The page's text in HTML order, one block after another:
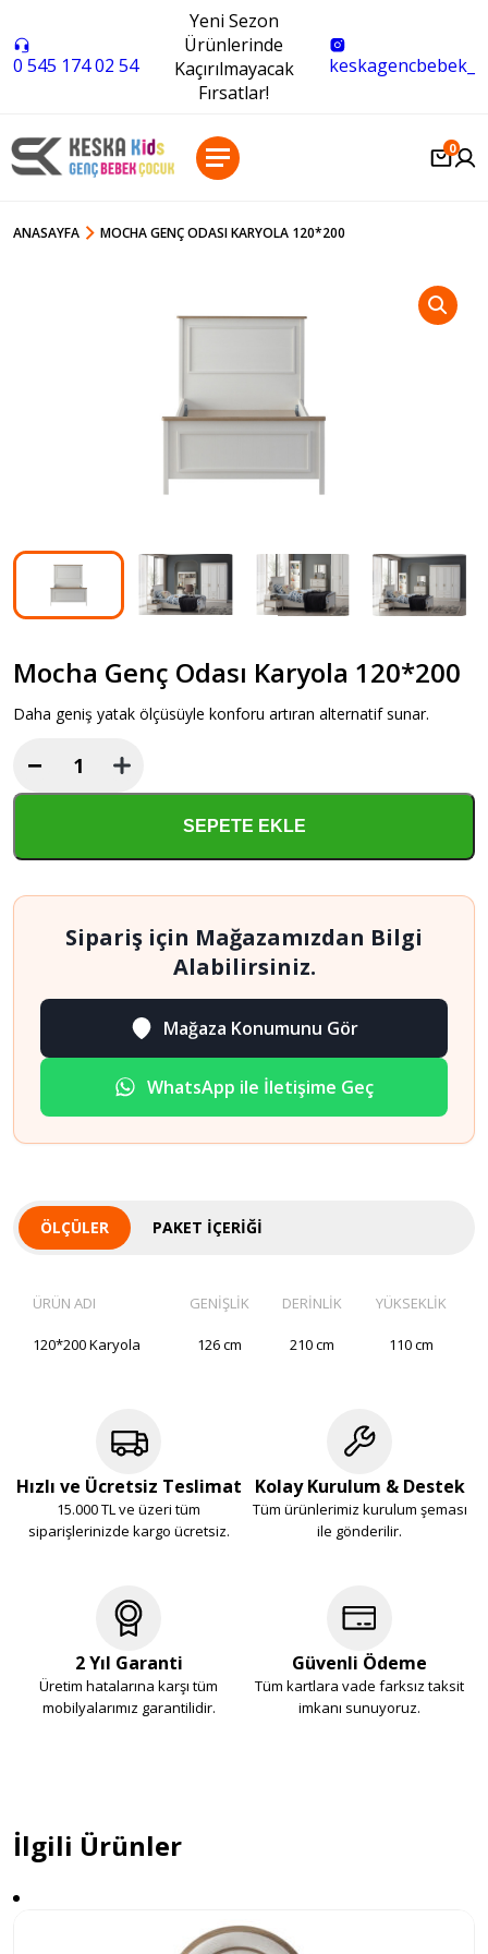
0 545 174 02 54
Yeni Sezon
Ürünlerinde
Kaçırılmayacak
Fırsatlar!
keskagencbebek_
0
ANASAYFA MOCHA GENÇ ODASI KARYOLA 120*200
Mocha Genç Odası Karyola 120*200
Daha geniş yatak ölçüsüyle konforu artıran alternatif sunar.
Mocha
Genç
Karyola
adet
−
SEPETE EKLE
Sipariş için Mağazamızdan Bilgi
Alabilirsiniz.
Mağaza Konumunu Gör
WhatsApp ile İletişime Geç
ÖLÇÜLER PAKET İÇERIĞI
ÜRÜN ADI GENİŞLİK DERİNLİK YÜKSEKLİK
120*200 Karyola 126 cm 210 cm 110 cm
Hızlı ve Ücretsiz Teslimat
15.000 TL ve üzeri tüm
siparişlerinizde kargo ücretsiz.
Kolay Kurulum & Destek
Tüm ürünlerimiz kurulum şeması
ile gönderilir.
2 Yıl Garanti
Üretim hatalarına karşı tüm
mobilyalarımız garantilidir.
Güvenli Ödeme
Tüm kartlara vade farksız taksit
imkanı sunuyoruz.
İlgili Ürünler